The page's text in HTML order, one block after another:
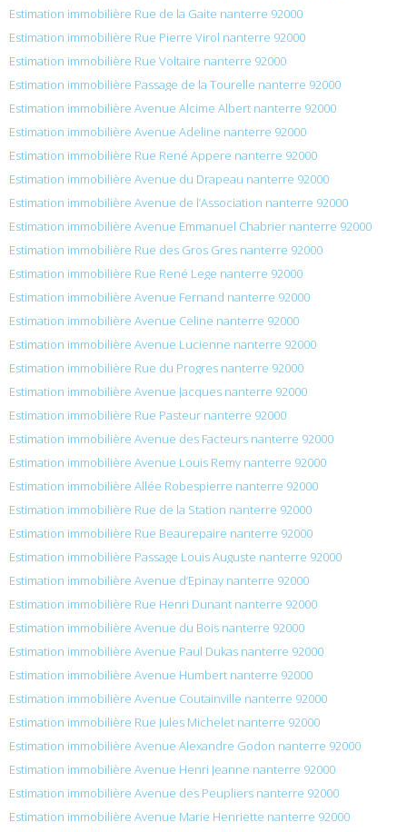
Estimation immobilière Rue de la Gaite nanterre 92000
Estimation immobilière Rue Pierre Virol nanterre 92000
Estimation immobilière Rue Voltaire nanterre 92000
Estimation immobilière Passage de la Tourelle nanterre 92000
Estimation immobilière Avenue Alcime Albert nanterre 92000
Estimation immobilière Avenue Adeline nanterre 92000
Estimation immobilière Rue René Appere nanterre 92000
Estimation immobilière Avenue du Drapeau nanterre 92000
Estimation immobilière Avenue de l’Association nanterre 92000
Estimation immobilière Avenue Emmanuel Chabrier nanterre 92000
Estimation immobilière Rue des Gros Gres nanterre 92000
Estimation immobilière Rue René Lege nanterre 92000
Estimation immobilière Avenue Fernand nanterre 92000
Estimation immobilière Avenue Celine nanterre 92000
Estimation immobilière Avenue Lucienne nanterre 92000
Estimation immobilière Rue du Progres nanterre 92000
Estimation immobilière Avenue Jacques nanterre 92000
Estimation immobilière Rue Pasteur nanterre 92000
Estimation immobilière Avenue des Facteurs nanterre 92000
Estimation immobilière Avenue Louis Remy nanterre 92000
Estimation immobilière Allée Robespierre nanterre 92000
Estimation immobilière Rue de la Station nanterre 92000
Estimation immobilière Rue Beaurepaire nanterre 92000
Estimation immobilière Passage Louis Auguste nanterre 92000
Estimation immobilière Avenue d’Epinay nanterre 92000
Estimation immobilière Rue Henri Dunant nanterre 92000
Estimation immobilière Avenue du Bois nanterre 92000
Estimation immobilière Avenue Paul Dukas nanterre 92000
Estimation immobilière Avenue Humbert nanterre 92000
Estimation immobilière Avenue Coutainville nanterre 92000
Estimation immobilière Rue Jules Michelet nanterre 92000
Estimation immobilière Avenue Alexandre Godon nanterre 92000
Estimation immobilière Avenue Henri Jeanne nanterre 92000
Estimation immobilière Avenue des Peupliers nanterre 92000
Estimation immobilière Avenue Marie Henriette nanterre 92000